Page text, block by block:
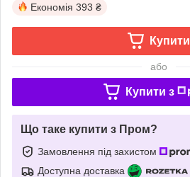
Економія 393 ₴
Купити
або
Купити з
Що таке купити з Пром?
Замовлення під захистом
Доступна доставка